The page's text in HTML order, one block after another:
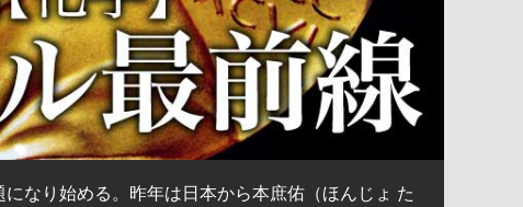
なり始める。昨年は日本から本庶佑（ほんじょ た